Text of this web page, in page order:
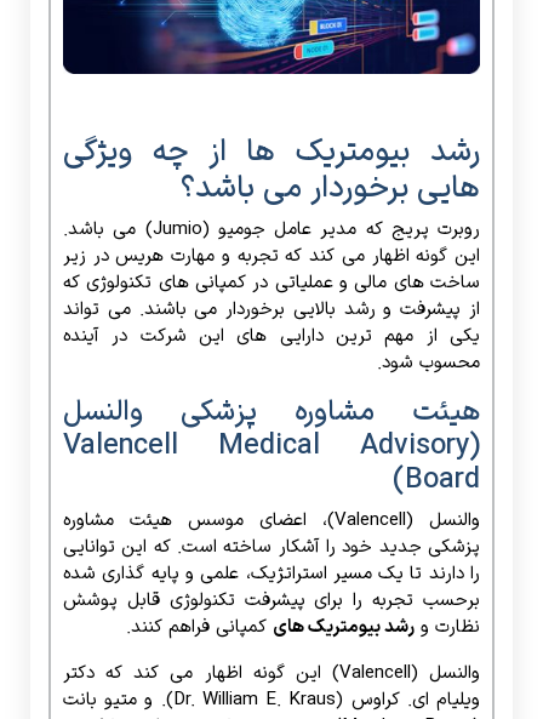
رشد بیومتریک ها از چه ویژگی
هایی برخوردار می باشد؟
روبرت پریج که مدیر عامل جومیو (Jumio) می باشد.
این گونه اظهار می کند که تجربه و مهارت هریس در زیر
ساخت های مالی و عملیاتی در کمپانی های تکنولوژی که
از پیشرفت و رشد بالایی برخوردار می باشند. می تواند
یکی از مهم ترین دارایی های این شرکت در آینده
محسوب شود.
هیئت مشاوره پزشکی والنسل
(Valencell Medical Advisory
Board)
والنسل (Valencell)، اعضای موسس هیئت مشاوره
پزشکی جدید خود را آشکار ساخته است. که این توانایی
را دارند تا یک مسیر استراتژیک، علمی و پایه گذاری شده
برحسب تجربه را برای پیشرفت تکنولوژی قابل پوشش
نظارت و رشد بیومتریک های کمپانی فراهم کنند.
والنسل (Valencell) این گونه اظهار می کند که دکتر
ویلیام ای. کراوس (Dr. William E. Kraus). و متیو بانت